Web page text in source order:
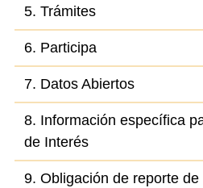
5. Trámites
6. Participa
7. Datos Abiertos
8. Información específica
de Interés
9. Obligación de reporte de